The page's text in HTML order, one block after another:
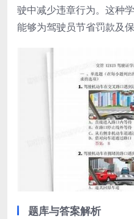
驶中减少违章行为。这种
能够为驾驶员节省罚款及保
题库与答案解析